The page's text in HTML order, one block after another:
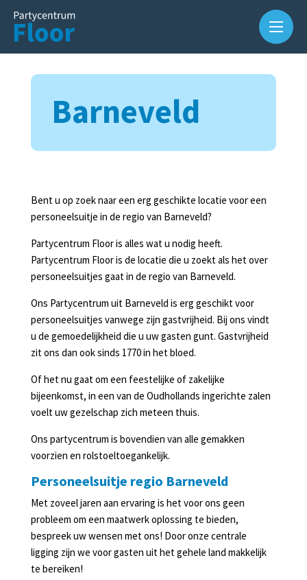
ons
Partycentrum
Floor?
Slijterij
in
Lunteren
Agenda
Barneveld
Bent u op zoek naar een erg geschikte locatie voor een
personeelsuitje in de regio van Barneveld?
Partycentrum Floor is alles wat u nodig heeft.
Partycentrum Floor is de locatie die u zoekt als het over
personeelsuitjes gaat in de regio van Barneveld.
Ons Partycentrum uit Barneveld is erg geschikt voor
personeelsuitjes vanwege zijn gastvrijheid. Bij ons vindt
u de gemoedelijkheid die u uw gasten gunt. Gastvrijheid
zit ons dan ook sinds 1770 in het bloed.
Of het nu gaat om een feestelijke of zakelijke
bijeenkomst, in een van de Oudhollands ingerichte zalen
voelt uw gezelschap zich meteen thuis.
Ons partycentrum is bovendien van alle gemakken
voorzien en rolstoeltoegankelijk.
Personeelsuitje regio Barneveld
Met zoveel jaren aan ervaring is het voor ons geen
probleem om een maatwerk oplossing te bieden,
bespreek uw wensen met ons! Door onze centrale
ligging zijn we voor gasten uit het gehele land makkelijk
te bereiken!